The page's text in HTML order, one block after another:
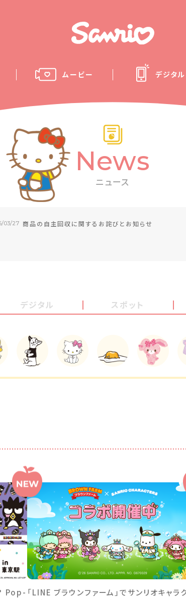
ムービー デジタル
News
ニュース
03/27 商品の自主回収に関するお詫びとお知らせ
デジタル スポット
Pop- 「LINE ブラウンファーム」でサンリオキャラ